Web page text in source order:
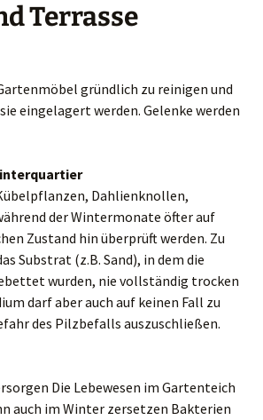
Terrasse
gründlich zu reinigen und
eingelagert werden. Gelenke werden
Dahlienknollen,
der Wintermonate öfter auf
Zustand hin überprüft werden. Zu
Substrat (z.B. Sand), in dem die
wurden, nie vollständig trocken
darf aber auch auf keinen Fall zu
des Pilzbefalls auszuschließen.
Die Lebewesen im Gartenteich
auch im Winter zersetzen Bakterien